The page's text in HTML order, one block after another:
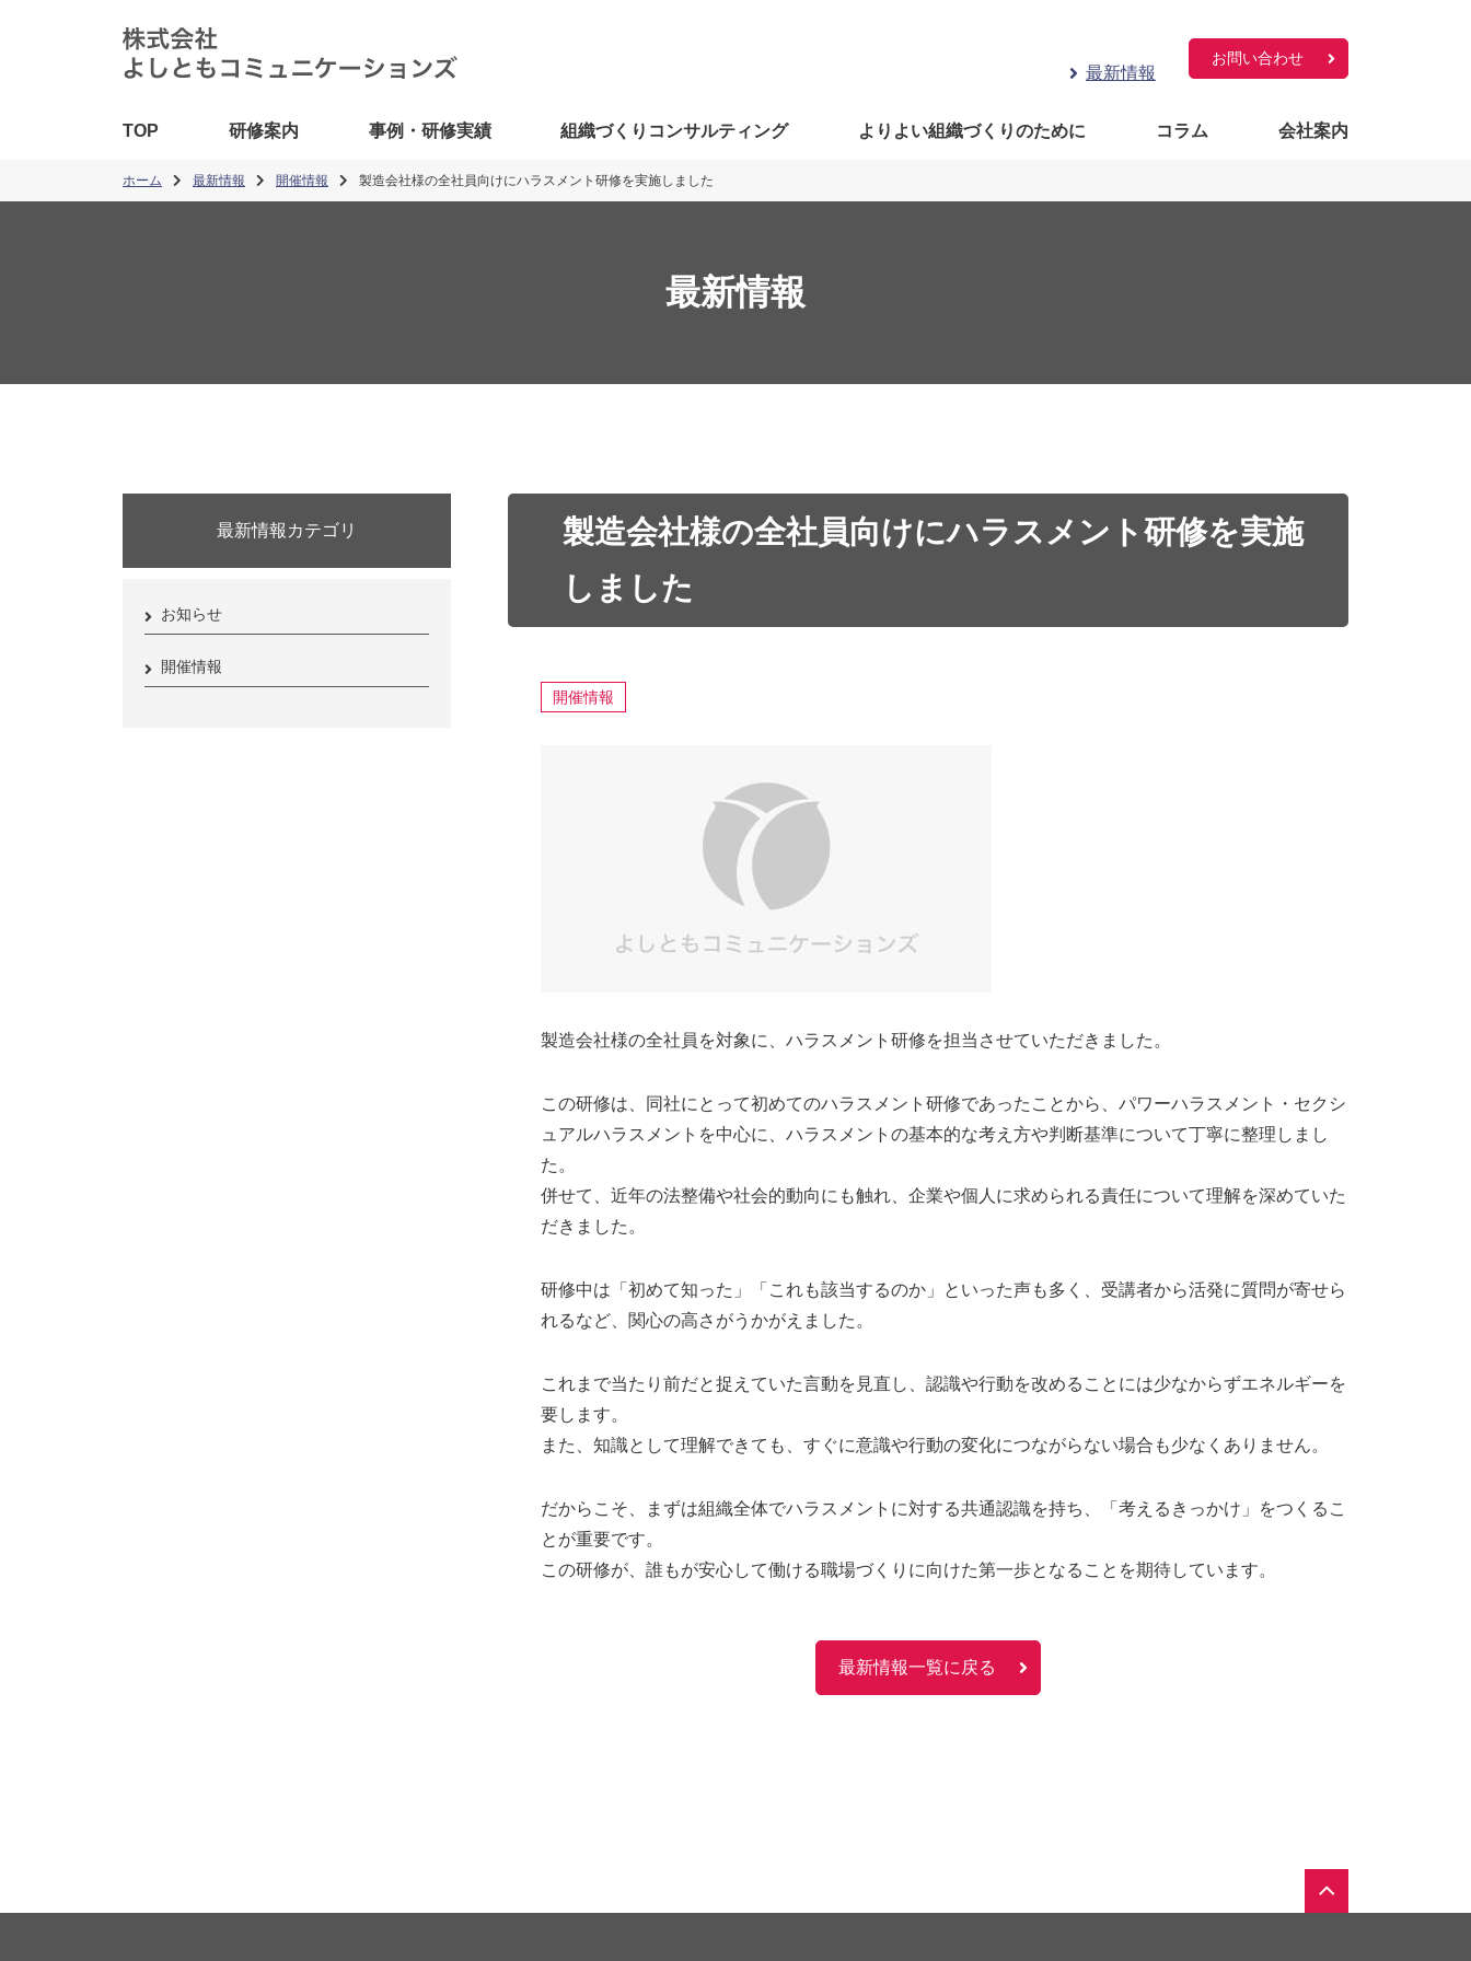
最新情報
お問い合わせ
TOP 研修案内 事例・研修実績 組織づくりコンサルティング よりよい組織づくりのために コラム 会社案内
ホーム 最新情報 開催情報 製造会社様の全社員向けにハラスメント研修を実施しました
最新情報
製造会社様の全社員向けにハラスメント研修を実施
しました
開催情報
製造会社様の全社員を対象に、ハラスメント研修を担当させていただきました。
この研修は、同社にとって初めてのハラスメント研修であったことから、パワーハラスメント・セクシ
ュアルハラスメントを中心に、ハラスメントの基本的な考え方や判断基準について丁寧に整理しまし
た。
併せて、近年の法整備や社会的動向にも触れ、企業や個人に求められる責任について理解を深めていた
だきました。
研修中は「初めて知った」「これも該当するのか」といった声も多く、受講者から活発に質問が寄せら
れるなど、関心の高さがうかがえました。
これまで当たり前だと捉えていた言動を見直し、認識や行動を改めることには少なからずエネルギーを
要します。
また、知識として理解できても、すぐに意識や行動の変化につながらない場合も少なくありません。
だからこそ、まずは組織全体でハラスメントに対する共通認識を持ち、「考えるきっかけ」をつくるこ
とが重要です。
この研修が、誰もが安心して働ける職場づくりに向けた第一歩となることを期待しています。
最新情報一覧に戻る
最新情報カテゴリ
お知らせ
開催情報